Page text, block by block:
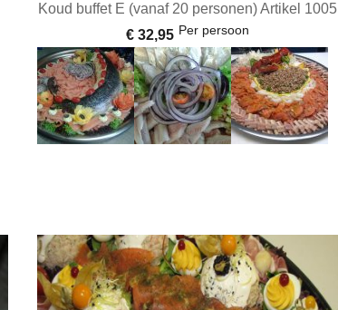
Koud buffet E (vanaf 20 personen) Artikel 1005
€ 32,95 Per persoon